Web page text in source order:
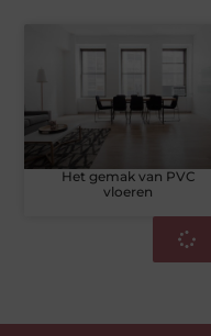
Het gemak van PVC
vloeren